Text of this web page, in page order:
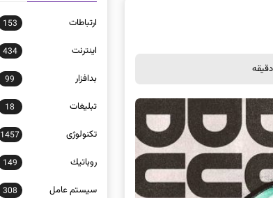
ارتباطات 153
اينترنت 434
بدافزار 99
تبلیغات 18
تکنولوژی 1457
روباتيك 149
سيستم عامل 308